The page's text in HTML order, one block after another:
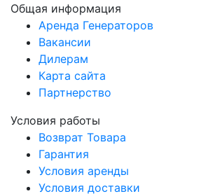
Общая информация
Аренда Генераторов
Вакансии
Дилерам
Карта сайта
Партнерство
Условия работы
Возврат Товара
Гарантия
Условия аренды
Условия доставки